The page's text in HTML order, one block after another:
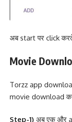
अब start पर click
Movie
Torzz app
movie download
Step-1) अब एक और